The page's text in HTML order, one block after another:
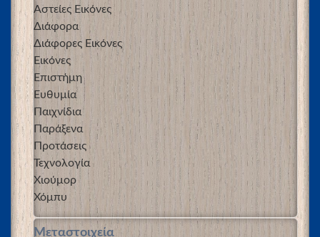
Αστείες Εικόνες
Διάφορα
Διάφορες Εικόνες
Εικόνες
Επιστήμη
Ευθυμία
Παιχνίδια
Παράξενα
Προτάσεις
Τεχνολογία
Χιούμορ
Χόμπυ
Μεταστοιχεία